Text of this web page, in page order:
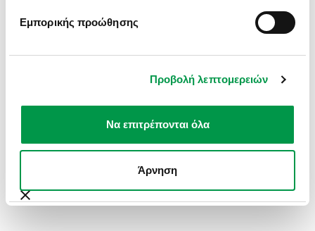
Εμπορικής προώθησης
Προβολή λεπτομερειών
Να επιτρέπονται όλα
Άρνηση